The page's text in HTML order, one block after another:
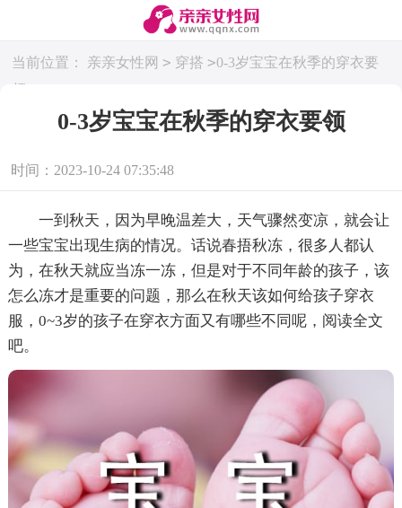
当前位置： 亲亲女性网 > 穿搭 >0-3岁宝宝在秋季的穿衣要
领
0-3岁宝宝在秋季的穿衣要领
时间：2023-10-24 07:35:48
一到秋天，因为早晚温差大，天气骤然变凉，就会让
一些宝宝出现生病的情况。话说春捂秋冻，很多人都认
为，在秋天就应当冻一冻，但是对于不同年龄的孩子，该
怎么冻才是重要的问题，那么在秋天该如何给孩子穿衣
服，0~3岁的孩子在穿衣方面又有哪些不同呢，阅读全文
吧。